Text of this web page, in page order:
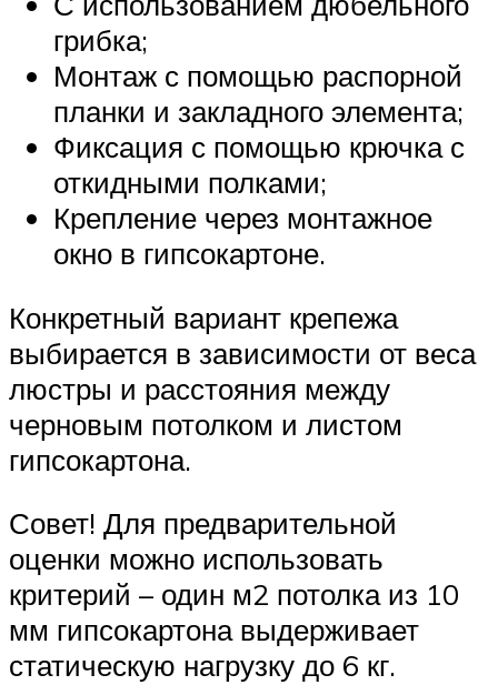
грибка;
Монтаж с помощью распорной
планки и закладного элемента;
Фиксация с помощью крючка с
откидными полками;
Крепление через монтажное
окно в гипсокартоне.
Конкретный вариант крепежа
выбирается в зависимости от веса
люстры и расстояния между
черновым потолком и листом
гипсокартона.
Совет! Для предварительной
оценки можно использовать
критерий – один м2 потолка из 10
мм гипсокартона выдерживает
статическую нагрузку до 6 кг.